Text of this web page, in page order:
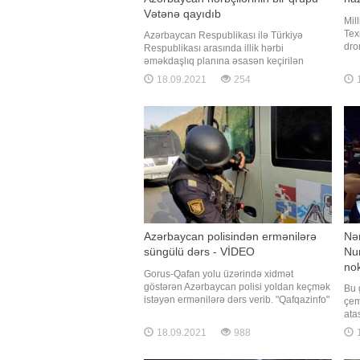
Vətənə qayıdıb
Azərbaycan Respublikası ilə Türkiyə
Respublikası arasında illik hərbi
əməkdaşlıq planına əsasən keçirilən
"TurAz Şahini - 2021" birgə taktiki-uçuş
təlimində iştirak edən Azərbaycan Hərbi
aviasiya vasitələri Vətənə qayıdıb. Bu
barədə BİG.AZ-a Müdafiə Nazirliyində
18.09.2021 254
Azərbaycan polisindən ermənilərə
süngülü dərs - VİDEO
Gorus-Qafan yolu üzərində xidmət
göstərən Azərbaycan polisi yoldan keçmək
istəyən ermənilərə dərs verib. "Qafqazinfo"
görüntülərdə üzərində qondarma
respublikanın "bayrağ"ı olan avtomobilin
18.09.2021 988
Bu